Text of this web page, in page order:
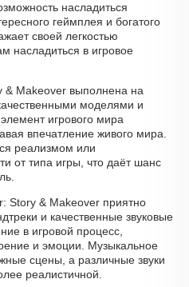
насладиться
геймплея и богатого
своей легкостью
насладиться в игровое
& Makeover выполнена на
моделями и
игрового мира
впечатление живого мира.
реализмом или
от типа игры, что даёт шанс
Story & Makeover приятно
и качественные звуковые
в игровой процесс,
и эмоции. Музыкальное
сцены, а различные звуки
реалистичной.